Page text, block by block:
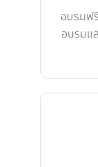
อบรมฟ
อบรมแ